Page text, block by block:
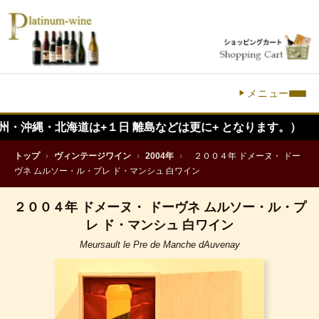
メニュー
道は+１日 離島などは更に+ となります。）
トップ › ヴィンテージワイン › 2004年 ›
２００４年 ドメーヌ・ ドー
ヴネ ムルソー・ル・プレ ド・マンシュ 白ワイン
２００４年 ドメーヌ・ ドーヴネ ムルソー・ル・プ
レ ド・マンシュ 白ワイン
Meursault le Pre de Manche dAuvenay